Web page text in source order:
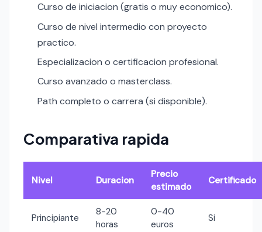
Curso de iniciacion (gratis o muy economico).
Curso de nivel intermedio con proyecto
practico.
Especializacion o certificacion profesional.
Curso avanzado o masterclass.
Path completo o carrera (si disponible).
Comparativa rapida
Nivel Duracion
Precio
estimado
Certificado
Principiante
8-20
horas
0-40
euros
Si